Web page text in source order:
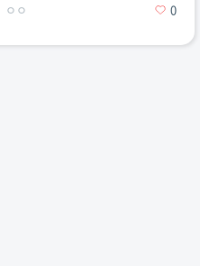
ㅇㅇ
0